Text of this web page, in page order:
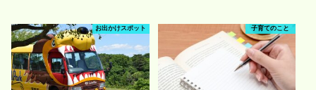
お出かけスポット 子育てのこと